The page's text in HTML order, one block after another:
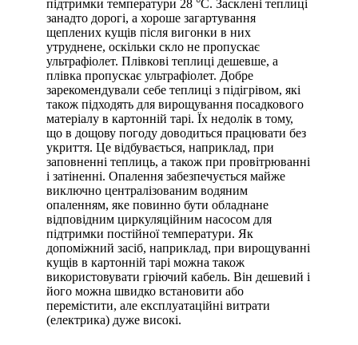
підтримки температури 28 °C. Засклені теплиці
занадто дорогі, а хороше загартування
щеплених кущів після вигонки в них
утруднене, оскільки скло не пропускає
ультрафіолет. Плівкові теплиці дешевше, а
плівка пропускає ультрафіолет. Добре
зарекомендували себе теплиці з підігрівом, які
також підходять для вирощування посадкового
матеріалу в картонній тарі. Їх недолік в тому,
що в дощову погоду доводиться працювати без
укриття. Це відбувається, наприклад, при
заповненні теплиць, а також при провітрюванні
і затіненні. Опалення забезпечується майже
виключно централізованим водяним
опаленням, яке повинно бути обладнане
відповідним циркуляційним насосом для
підтримки постійної температури. Як
допоміжний засіб, наприклад, при вирощуванні
кущів в картонній тарі можна також
використовувати гріючий кабель. Він дешевий і
його можна швидко встановити або
перемістити, але експлуатаційні витрати
(електрика) дуже високі.